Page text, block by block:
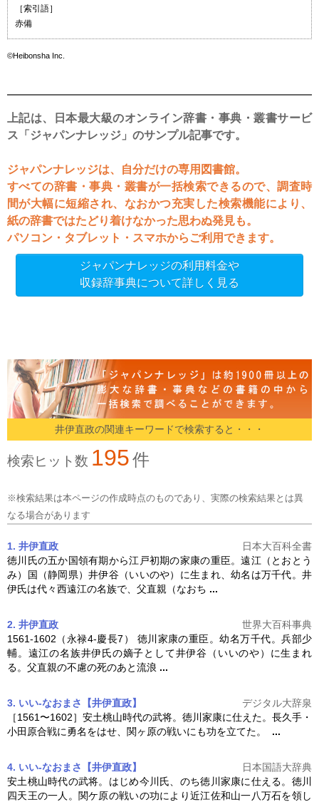
［索引語］
赤備
©Heibonsha Inc.
上記は、日本最大級のオンライン辞書・事典・叢書サービ
ス「ジャパンナレッジ」のサンプル記事です。
ジャパンナレッジは、自分だけの専用図書館。
すべての辞書・事典・叢書が一括検索できるので、調査時
間が大幅に短縮され、なおかつ充実した検索機能により、
紙の辞書ではたどり着けなかった思わぬ発見も。
パソコン・タブレット・スマホからご利用できます。
ジャパンナレッジの利用料金や
収録辞事典について詳しく見る
井伊直政の関連キーワードで検索すると・・・
検索ヒット数 195件
※検索結果は本ページの作成時点のものであり、実際の検索結果とは異
なる場合があります
1. 井伊直政
日本大百科全書
徳川氏の五か国領有期から江戸初期の家康の重臣。遠江（とおとう
み）国（静岡県）井伊谷（いいのや）に生まれ、幼名は万千代。井
伊氏は代々西遠江の名族で、父直親（なおち ...
2. 井伊直政
世界大百科事典
1561-1602（永禄4-慶長7） 徳川家康の重臣。幼名万千代。兵部少
輔。遠江の名族井伊氏の嫡子として井伊谷（いいのや）に生まれ
る。父直親の不慮の死のあと流浪 ...
3. いい‐なおまさ【井伊直政】
デジタル大辞泉
［1561〜1602］安土桃山時代の武将。徳川家康に仕えた。長久手・
小田原合戦に勇名をはせ、関ヶ原の戦いにも功を立てた。 ...
4. いい‐なおまさ【井伊直政】
日本国語大辞典
安土桃山時代の武将。はじめ今川氏、のち徳川家康に仕える。徳川
四天王の一人。関ケ原の戦いの功により近江佐和山一八万石を領し